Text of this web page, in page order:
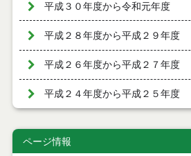
平成３０年度から令和元年度
平成２８年度から平成２９年度
平成２６年度から平成２７年度
平成２４年度から平成２５年度
ページ情報